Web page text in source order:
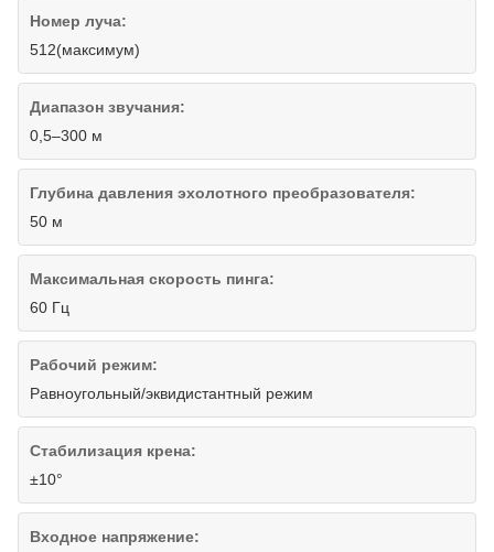
Номер луча:
512(максимум)
Диапазон звучания:
0,5–300 м
Глубина давления эхолотного преобразователя:
50 м
Максимальная скорость пинга:
60 Гц
Рабочий режим:
Равноугольный/эквидистантный режим
Стабилизация крена:
±10°
Входное напряжение: